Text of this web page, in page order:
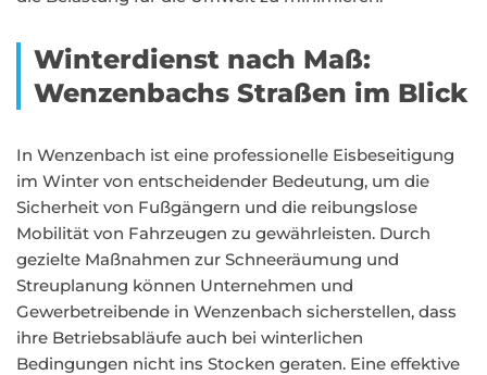
Winterdienst nach Maß:
Wenzenbachs Straßen im Blick
In Wenzenbach ist eine professionelle Eisbeseitigung
im Winter von entscheidender Bedeutung, um die
Sicherheit von Fußgängern und die reibungslose
Mobilität von Fahrzeugen zu gewährleisten. Durch
gezielte Maßnahmen zur Schneeräumung und
Streuplanung können Unternehmen und
Gewerbetreibende in Wenzenbach sicherstellen, dass
ihre Betriebsabläufe auch bei winterlichen
Bedingungen nicht ins Stocken geraten. Eine effektive